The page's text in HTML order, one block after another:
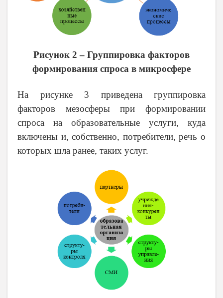
Рисунок 2 – Группировка факторов
формирования спроса в микросфере
На рисунке 3 приведена группировка
факторов мезосферы при формировании
спроса на образовательные услуги, куда
включены и, собственно, потребители, речь о
которых шла ранее, таких услуг.